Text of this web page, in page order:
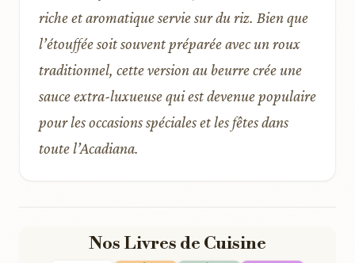
riche et aromatique servie sur du riz. Bien que
l’étouffée soit souvent préparée avec un roux
traditionnel, cette version au beurre crée une
sauce extra-luxueuse qui est devenue populaire
pour les occasions spéciales et les fêtes dans
toute l’Acadiana.
Nos Livres de Cuisine